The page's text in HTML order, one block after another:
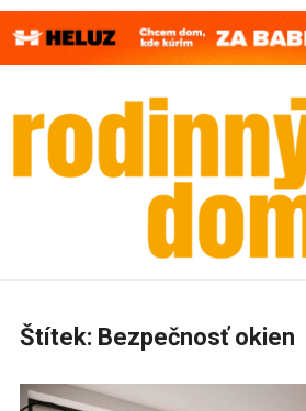
Štítek: Bezpečnosť okien